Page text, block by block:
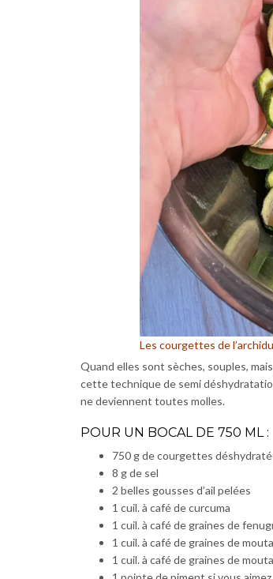
Les courgettes de
Quand elles sont sèches, souples,
cette technique de semi
ne deviennent toutes molles.
POUR UN BOCAL DE 750 ML :
750 g de courgettes
8 g de sel
2 belles gousses d’ail pelées
1 cuil. à café de curcuma
1 cuil. à café de graines de
1 cuil. à café de graines de
1 cuil. à café de graines de